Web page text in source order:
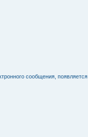
сообщения, появляется